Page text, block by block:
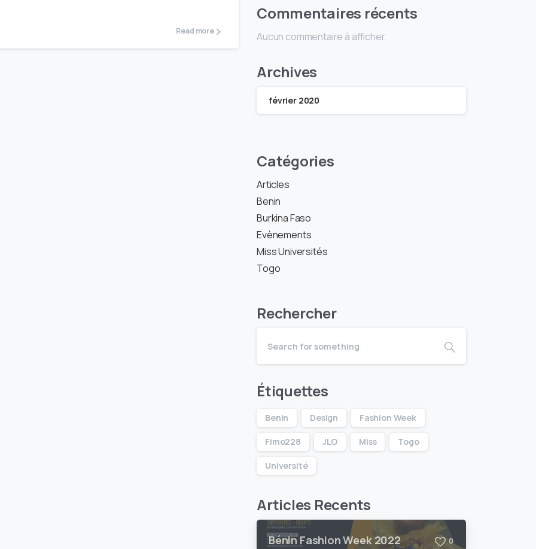
Read more
Commentaires récents
Aucun commentaire à afficher.
Archives
février 2020
Catégories
Articles
Benin
Burkina Faso
Evènements
Miss Universités
Togo
Rechercher
Étiquettes
Benin Design Fashion Week
Fimo228 JLO Miss Togo
Université
Articles Recents
Bénin Fashion Week 2022 0